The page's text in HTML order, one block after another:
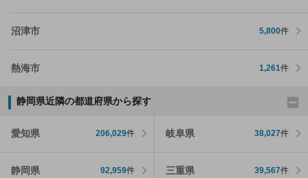
沼津市 5,800件
熱海市 1,261件
静岡県近隣の都道府県から探す
愛知県 206,029件 岐阜県 38,027件
静岡県 92,959件 三重県 39,567件